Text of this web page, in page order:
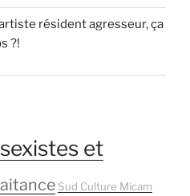
résident agresseur, ça
?!
et
Sud Culture Micam